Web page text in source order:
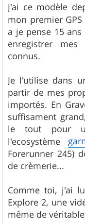
s
s
a
g
e
J'ai ce modèle
mon premier
a je pense 15
enregistrer
connus.
Je l'utilise dans
partir de mes
importés. En
suffisament
le tout pour
l'ecosystème
Forerunner 245)
de crèmerie...
Comme toi, j'ai
Explore 2, une
même de